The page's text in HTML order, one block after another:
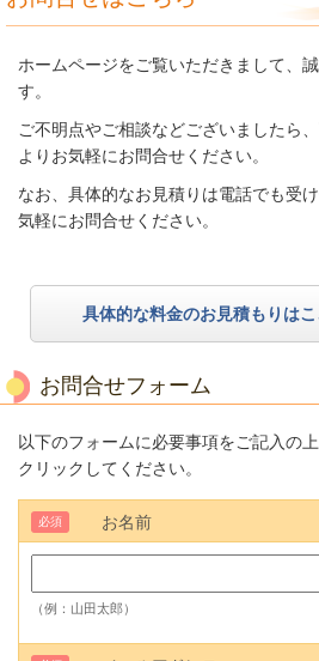
ホームページをご覧いただきまして、
す。
ご不明点やご相談などございましたら
よりお気軽にお問合せください。
なお、具体的なお見積りは電話でも受
気軽にお問合せください。
具体的な料金のお見積もりは
お問合せフォーム
以下のフォームに必要事項をご記入の
クリックしてください。
お名前
必須
（例：山田太郎）